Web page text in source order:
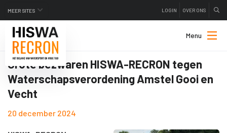
MEER SITES LOGIN OVER ONS
Menu
Grote bezwaren HISWA-RECRON tegen
Waterschapsverordening Amstel Gooi en
Vecht
20 december 2024